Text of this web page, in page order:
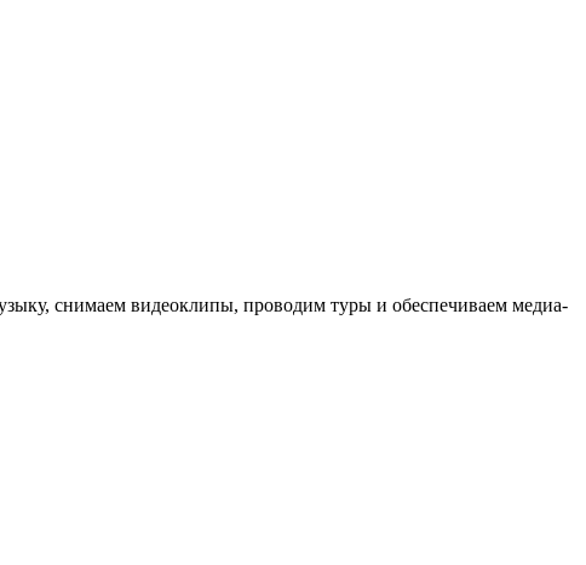
снимаем видеоклипы, проводим туры и обеспечиваем медиа-